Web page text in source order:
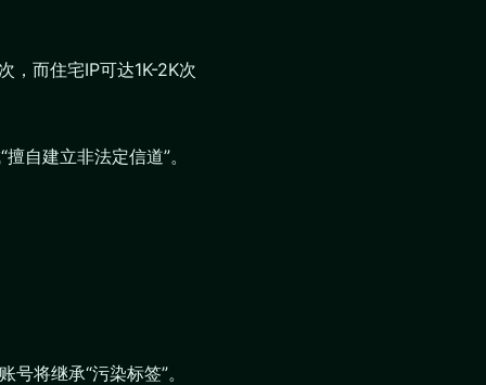
而住宅IP可达1K-2K次
自建立非法定信道”。
将继承“污染标签”。